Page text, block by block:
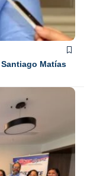
Matías